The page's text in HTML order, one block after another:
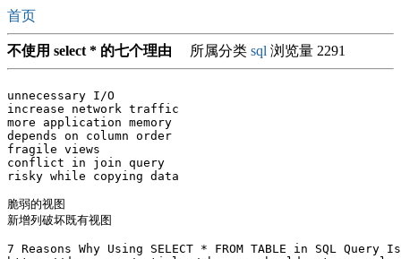
首页
不使用 select * 的七个理由 所属分类 sql 浏览量 2291
unnecessary I/O
increase network traffic
more application memory
depends on column order
fragile views
conflict in join query
risky while copying data
脆弱的视图
新增列破坏既有视图
7 Reasons Why Using SELECT * FROM TABLE in SQL Query